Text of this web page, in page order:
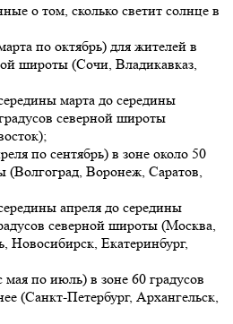
о том, сколько светит солнце в
по октябрь) для жителей в
широты (Сочи, Владикавказ,
марта до середины
северной широты
по сентябрь) в зоне около 50
(Волгоград, Воронеж, Саратов,
апреля до середины
северной широты (Москва,
Екатеринбург,
мая по июль) в зоне 60 градусов
(Санкт-Петербург, Архангельск,